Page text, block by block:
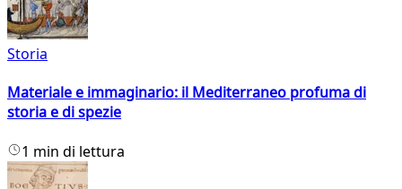
Storia
Materiale e immaginario: il Mediterraneo profuma di
storia e di spezie
1 min di lettura